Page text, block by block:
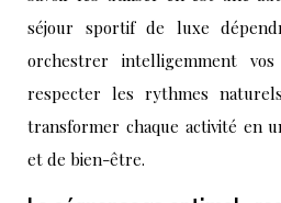
séjour sportif de luxe
orchestrer intelligemment
respecter les rythmes
transformer chaque activité en
et de bien-être.